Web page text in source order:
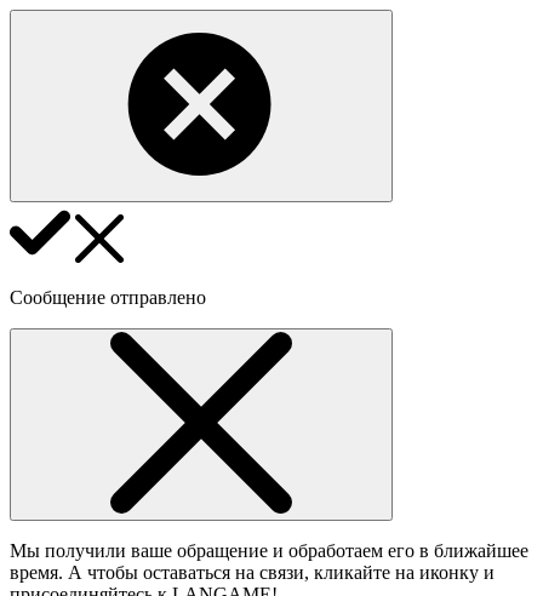
Сообщение отправлено
Мы получили ваше обращение и обработаем его в ближайшее
время. А чтобы оставаться на связи, кликайте на иконку и